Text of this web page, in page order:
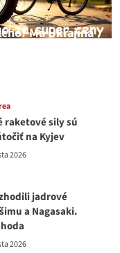
Má Ukrajina
raketové sily sú
na Kyjev
2026
jadrové
a Nagasaki.
2026